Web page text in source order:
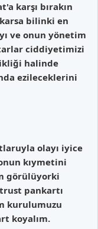
karşı bırakın
bilinki en
ve onun yönetim
ciddiyetimizi
halinde
ezileceklerini
olayı iyice
kıymetini
görülüyorki
pankartı
kurulumuzu
koyalım.